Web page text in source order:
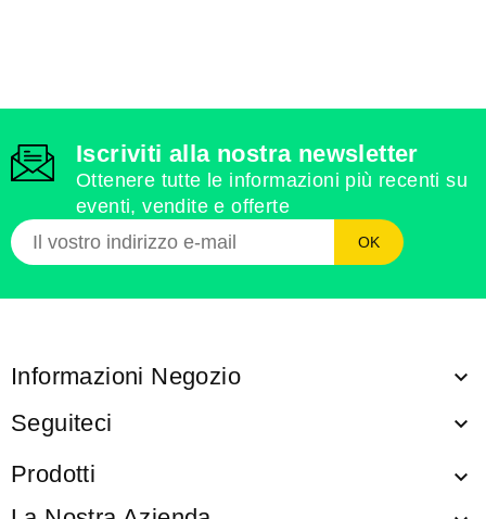
Iscriviti alla nostra newsletter
Ottenere tutte le informazioni più recenti su
eventi, vendite e offerte
Informazioni Negozio 
Seguiteci 
Prodotti 